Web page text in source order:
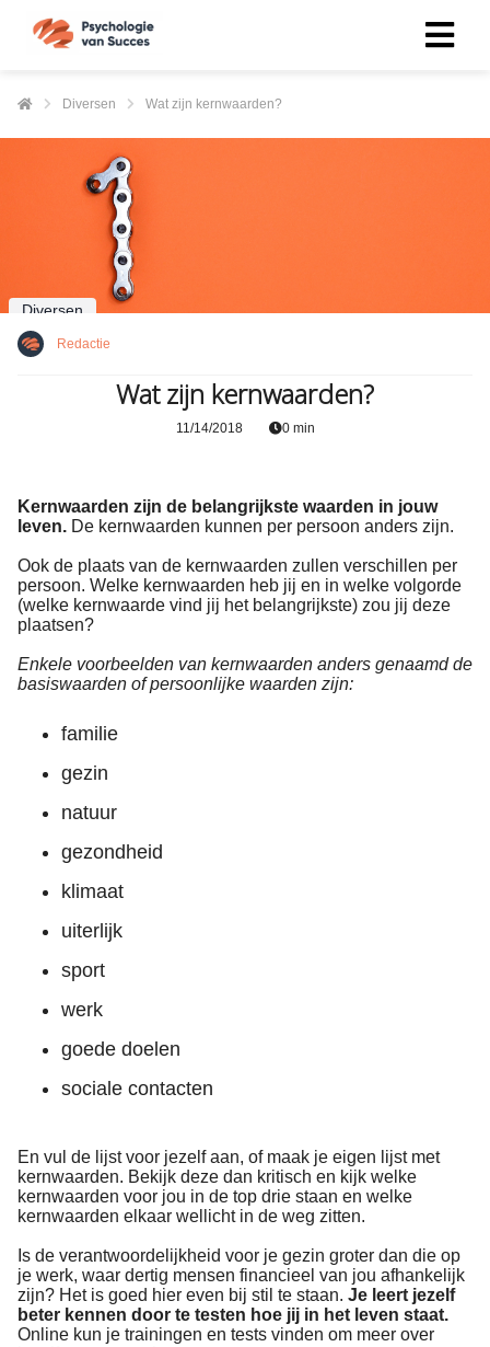
Diversen Wat zijn kernwaarden?
Diversen
Redactie
Wat zijn kernwaarden?
11/14/2018 0 min
Kernwaarden zijn de belangrijkste waarden in jouw
leven. De kernwaarden kunnen per persoon anders zijn.
Ook de plaats van de kernwaarden zullen verschillen per
persoon. Welke kernwaarden heb jij en in welke volgorde
(welke kernwaarde vind jij het belangrijkste) zou jij deze
plaatsen?
Enkele voorbeelden van kernwaarden anders genaamd de
basiswaarden of persoonlijke waarden zijn:
familie
gezin
natuur
gezondheid
klimaat
uiterlijk
sport
werk
goede doelen
sociale contacten
En vul de lijst voor jezelf aan, of maak je eigen lijst met
kernwaarden. Bekijk deze dan kritisch en kijk welke
kernwaarden voor jou in de top drie staan en welke
kernwaarden elkaar wellicht in de weg zitten.
Is de verantwoordelijkheid voor je gezin groter dan die op
je werk, waar dertig mensen financieel van jou afhankelijk
zijn? Het is goed hier even bij stil te staan. Je leert jezelf
beter kennen door te testen hoe jij in het leven staat.
Online kun je trainingen en tests vinden om meer over